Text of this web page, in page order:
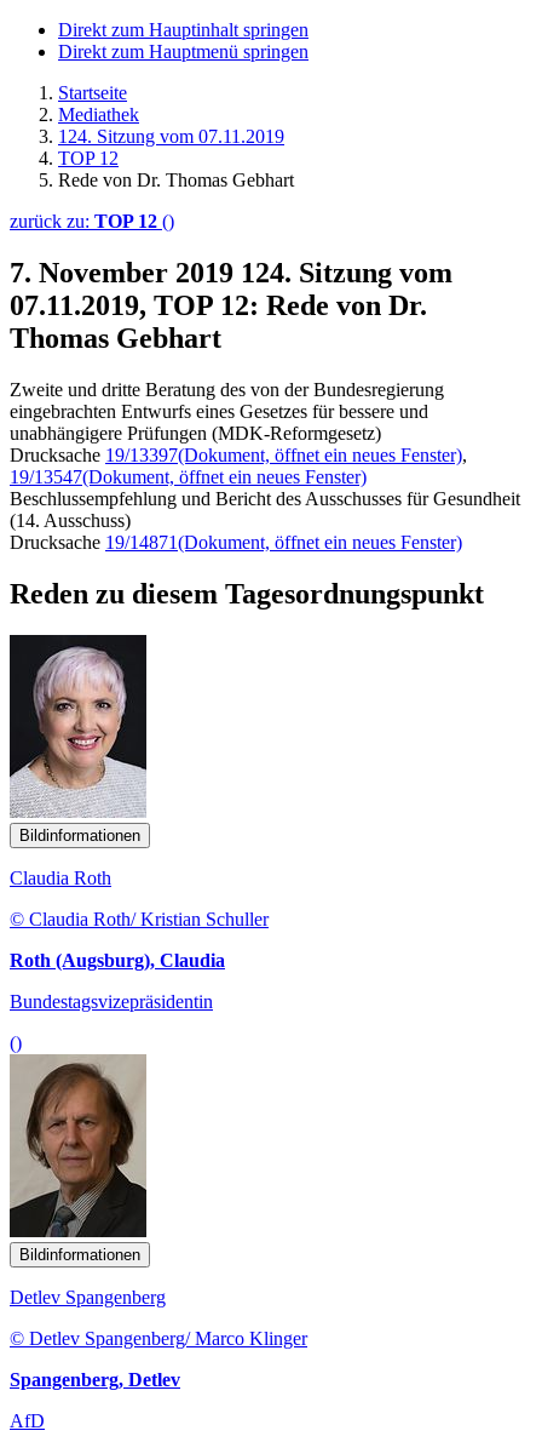
Direkt zum Hauptinhalt springen
Direkt zum Hauptmenü springen
Startseite
Mediathek
124. Sitzung vom 07.11.2019
TOP 12
Rede von Dr. Thomas Gebhart
zurück zu: TOP 12 ()
7. November 2019 124. Sitzung vom
07.11.2019, TOP 12: Rede von Dr.
Thomas Gebhart
Zweite und dritte Beratung des von der Bundesregierung
eingebrachten Entwurfs eines Gesetzes für bessere und
unabhängigere Prüfungen (MDK-Reformgesetz)
Drucksache 19/13397(Dokument, öffnet ein neues Fenster),
19/13547(Dokument, öffnet ein neues Fenster)
Beschlussempfehlung und Bericht des Ausschusses für Gesundheit
(14. Ausschuss)
Drucksache 19/14871(Dokument, öffnet ein neues Fenster)
Reden zu diesem Tagesordnungspunkt
Bildinformationen
Claudia Roth
© Claudia Roth/ Kristian Schuller
Roth (Augsburg), Claudia
Bundestagsvizepräsidentin
()
Bildinformationen
Detlev Spangenberg
© Detlev Spangenberg/ Marco Klinger
Spangenberg, Detlev
AfD